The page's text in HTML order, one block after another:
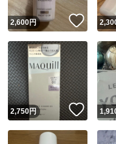
いいね！
2,600円 いい
いいね！
2,750円 いいね